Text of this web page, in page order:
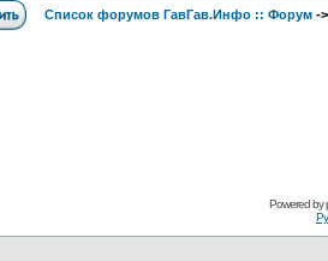
Список форумов ГавГав.Инфо :: Форум -
Powered by